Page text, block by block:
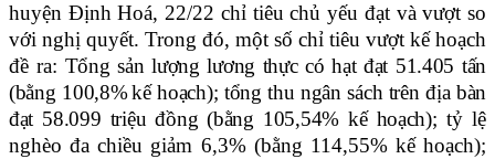
huyện Định Hoá,22/22 chỉ tiêu chủ yếu đạt và vượt so
với nghị quyết. Trong đó, một số chỉ tiêu vượt kế hoạch
đề ra: Tổng sản lượng lương thực có hạt đạt 51.405 tấn
(bằng 100,8%kế hoạch); tổng thu ngân sách trên địa bàn
đạt 58.099 triệu đồng (bằng 105,54% kế hoạch); tỷ lệ
nghèo đa chiều giảm 6,3% (bằng 114,55% kế hoạch);